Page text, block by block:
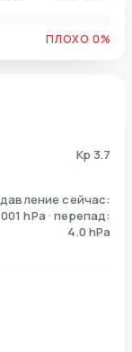
ПЛОХО 0%
Kp 3.7
давление сейчас:
hPa · перепад:
4.0 hPa